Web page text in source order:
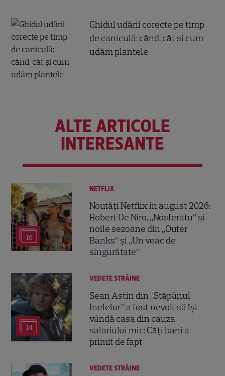
Ghidul udării corecte pe timp
de caniculă: când, cât şi cum
udăm plantele
ALTE ARTICOLE
INTERESANTE
16
NETFLIX
Noutăți Netflix în august 2026:
Robert De Niro, „Nosferatu” și
noile sezoane din „Outer
Banks” și „Un veac de
singurătate”
14
VEDETE STRĂINE
Sean Astin din „Stăpânul
Inelelor” a fost nevoit să își
vândă casa din cauza
salariului mic: Câți bani a
primit de fapt
VEDETE STRĂINE